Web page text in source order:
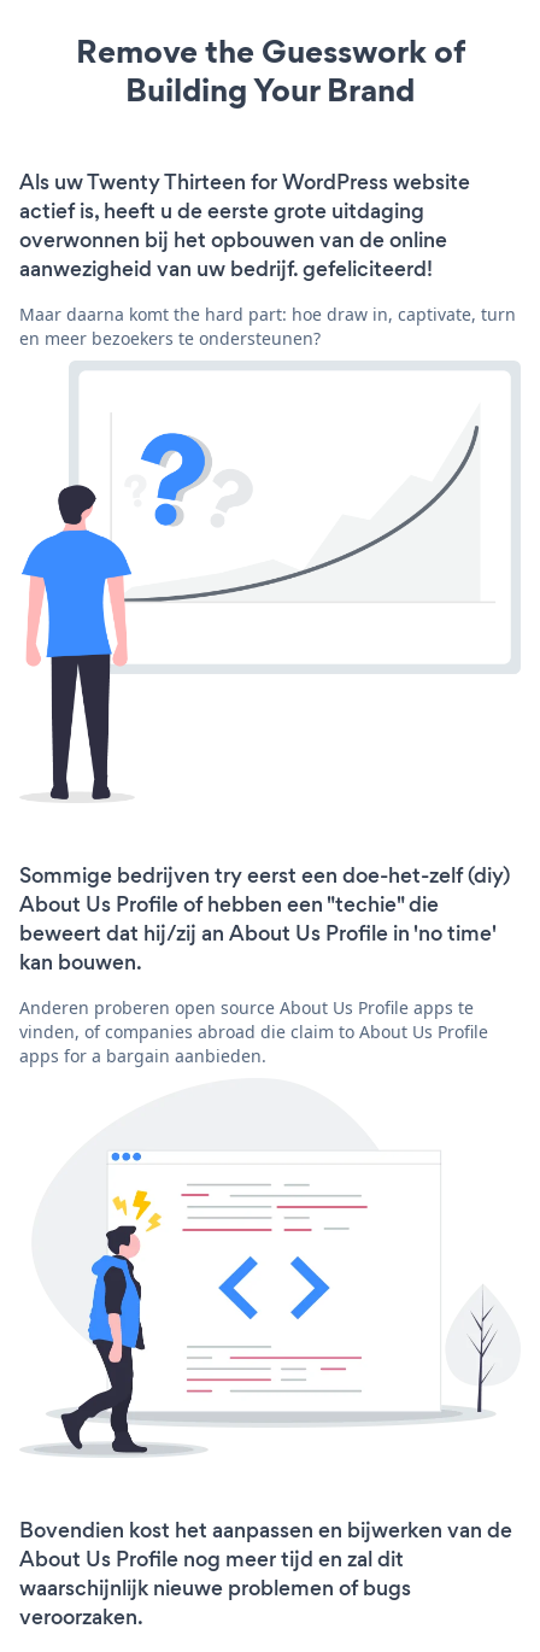
Remove the Guesswork of
Building Your Brand
Als uw Twenty Thirteen for WordPress website
actief is, heeft u de eerste grote uitdaging
overwonnen bij het opbouwen van de online
aanwezigheid van uw bedrijf. gefeliciteerd!
Maar daarna komt the hard part: hoe draw in, captivate, turn
en meer bezoekers te ondersteunen?
Sommige bedrijven try eerst een doe-het-zelf (diy)
About Us Profile of hebben een "techie" die
beweert dat hij/zij an About Us Profile in 'no time'
kan bouwen.
Anderen proberen open source About Us Profile apps te
vinden, of companies abroad die claim to About Us Profile
apps for a bargain aanbieden.
Bovendien kost het aanpassen en bijwerken van de
About Us Profile nog meer tijd en zal dit
waarschijnlijk nieuwe problemen of bugs
veroorzaken.